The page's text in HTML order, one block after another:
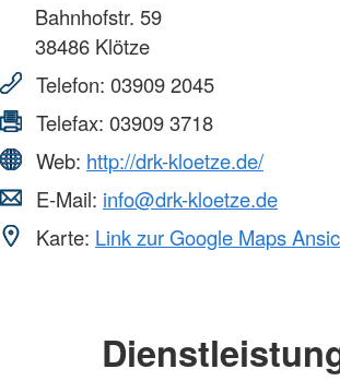
Bahnhofstr. 59
38486 Klötze
Telefon: 03909 2045
Telefax: 03909 3718
Web: http://drk-kloetze.de/
E-Mail: info@drk-kloetze.de
Karte: Link zur Google Maps